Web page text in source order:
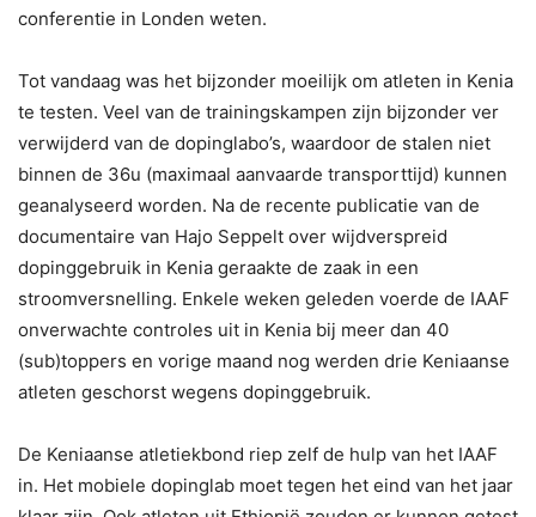
conferentie in Londen weten.
Tot vandaag was het bijzonder moeilijk om atleten in Kenia
te testen. Veel van de trainingskampen zijn bijzonder ver
verwijderd van de dopinglabo’s, waardoor de stalen niet
binnen de 36u (maximaal aanvaarde transporttijd) kunnen
geanalyseerd worden. Na de recente publicatie van de
documentaire van Hajo Seppelt over wijdverspreid
dopinggebruik in Kenia geraakte de zaak in een
stroomversnelling. Enkele weken geleden voerde de IAAF
onverwachte controles uit in Kenia bij meer dan 40
(sub)toppers en vorige maand nog werden drie Keniaanse
atleten geschorst wegens dopinggebruik.
De Keniaanse atletiekbond riep zelf de hulp van het IAAF
in. Het mobiele dopinglab moet tegen het eind van het jaar